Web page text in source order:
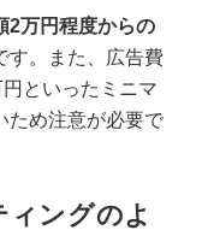
2万円程度からの
す。また、広告費
といったミニマ
ため注意が必要で
ングのよ